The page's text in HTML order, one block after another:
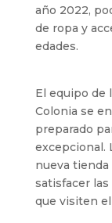
año 2022,
de ropa y
edades.
El equipo de
Colonia se
preparado
excepcional.
nueva
satisfacer
que visiten el